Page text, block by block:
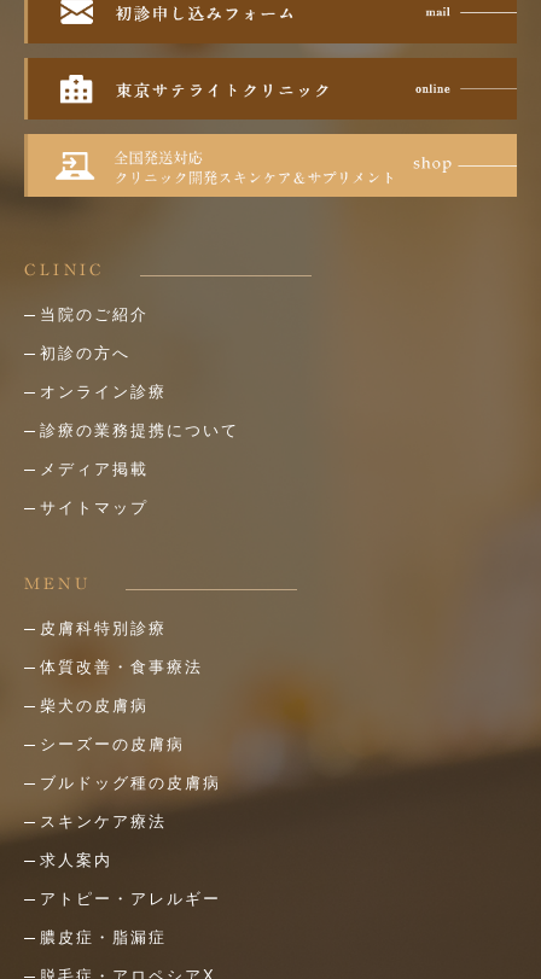
CLINIC
当院のご紹介
初診の方へ
オンライン診療
診療の業務提携について
メディア掲載
サイトマップ
MENU
皮膚科特別診療
体質改善・食事療法
柴犬の皮膚病
シーズーの皮膚病
ブルドッグ種の皮膚病
スキンケア療法
求人案内
アトピー・アレルギー
膿皮症・脂漏症